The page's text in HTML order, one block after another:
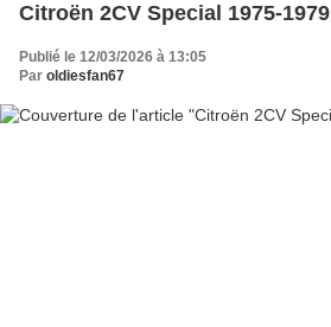
Citroën 2CV Special 1975-1979
Publié le 12/03/2026 à 13:05
Par oldiesfan67